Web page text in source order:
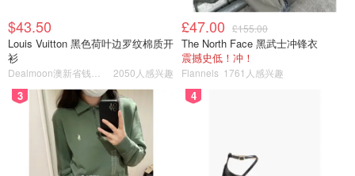
$43.50
Louis Vuitton 黑色荷叶边罗纹棉质开
衫
2050人感兴趣
£47.00 £155.00
The North Face 黑武士冲锋衣
震撼史低！冲！
Flannels 1761人感兴趣
3 4